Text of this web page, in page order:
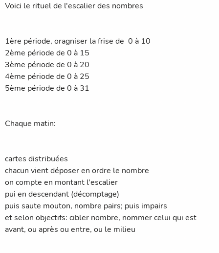
Voici le rituel de l'escalier des nombres
1ère période, oragniser la frise de 0 à 10
2ème période de 0 à 15
3ème période de 0 à 20
4ème période de 0 à 25
5ème période de 0 à 31
Chaque matin:
cartes distribuées
chacun vient déposer en ordre le nombre
on compte en montant l'escalier
pui en descendant (décomptage)
puis saute mouton, nombre pairs; puis impairs
et selon objectifs: cibler nombre, nommer celui qui est
avant, ou après ou entre, ou le milieu